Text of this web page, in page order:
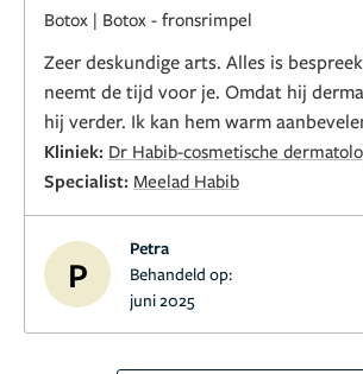
Botox | Botox - fronsrimpel
Zeer deskundige arts. Alles is
neemt de tijd voor je. Omdat hij
hij verder. Ik kan hem warm
Kliniek: Dr Habib-cosmetische
Specialist: Meelad Habib
P
Petra
Behandeld op:
juni 2025